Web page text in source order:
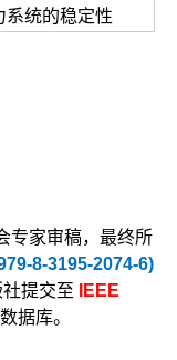
系统的稳定性
专家审稿，最终所
8-3195-2074-6)
提交至 IEEE
据库。